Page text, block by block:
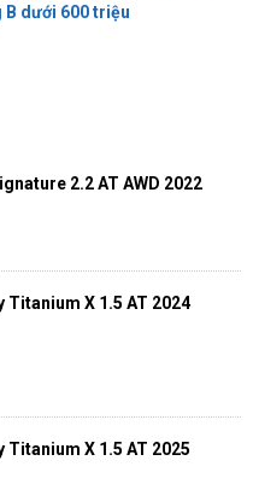
B dưới 600 triệu
2.2 AT AWD 2022
Titanium X 1.5 AT 2024
X 1.5 AT 2025